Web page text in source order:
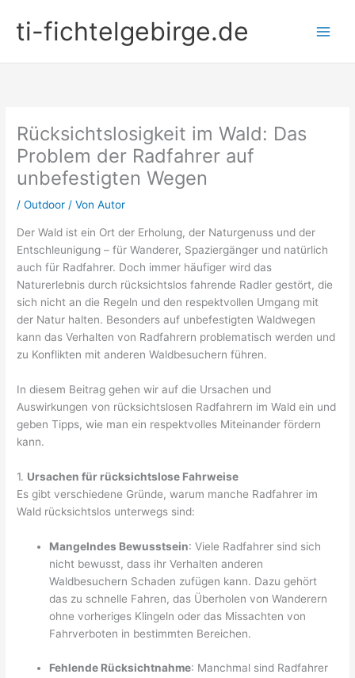
Inhalt
springenti-fichtelgebirge.de
Rücksichtslosigkeit im Wald: Das
Problem der Radfahrer auf
unbefestigten Wegen
/Outdoor / VonAutor
Der Wald ist ein Ort der Erholung, der Naturgenuss und der
Entschleunigung – für Wanderer, Spaziergänger und natürlich
auch für Radfahrer. Doch immer häufiger wird das
Naturerlebnis durch rücksichtslos fahrende Radler gestört, die
sich nicht an die Regeln und den respektvollen Umgang mit
der Natur halten. Besonders auf unbefestigten Waldwegen
kann das Verhalten von Radfahrern problematisch werden und
zu Konflikten mit anderen Waldbesuchern führen.
In diesem Beitrag gehen wir auf die Ursachen und
Auswirkungen von rücksichtslosen Radfahrern im Wald ein und
geben Tipps, wie man ein respektvolles Miteinander fördern
kann.
1. Ursachen für rücksichtslose Fahrweise
Es gibt verschiedene Gründe, warum manche Radfahrer im
Wald rücksichtslos unterwegs sind:
Mangelndes Bewusstsein: Viele Radfahrer sind sich
nicht bewusst, dass ihr Verhalten anderen
Waldbesuchern Schaden zufügen kann. Dazu gehört
das zu schnelle Fahren, das Überholen von Wanderern
ohne vorheriges Klingeln oder das Missachten von
Fahrverboten in bestimmten Bereichen.
Fehlende Rücksichtnahme: Manchmal sind Radfahrer